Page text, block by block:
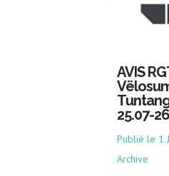
AVIS
25.07-
1
Archive